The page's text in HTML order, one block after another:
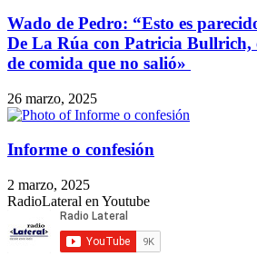
​Wado de Pedro: “Esto es
De La Rúa con Patricia Bullrich,
de comida que no salió»
26 marzo, 2025
Informe o confesión
2 marzo, 2025
RadioLateral en Youtube